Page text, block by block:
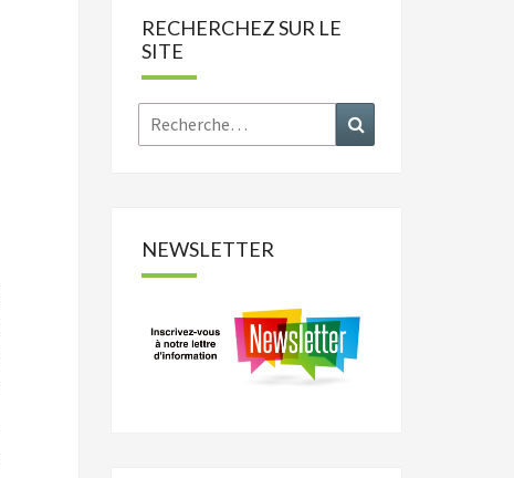
RECHERCHEZ SUR LE
SITE
Rechercher :
NEWSLETTER